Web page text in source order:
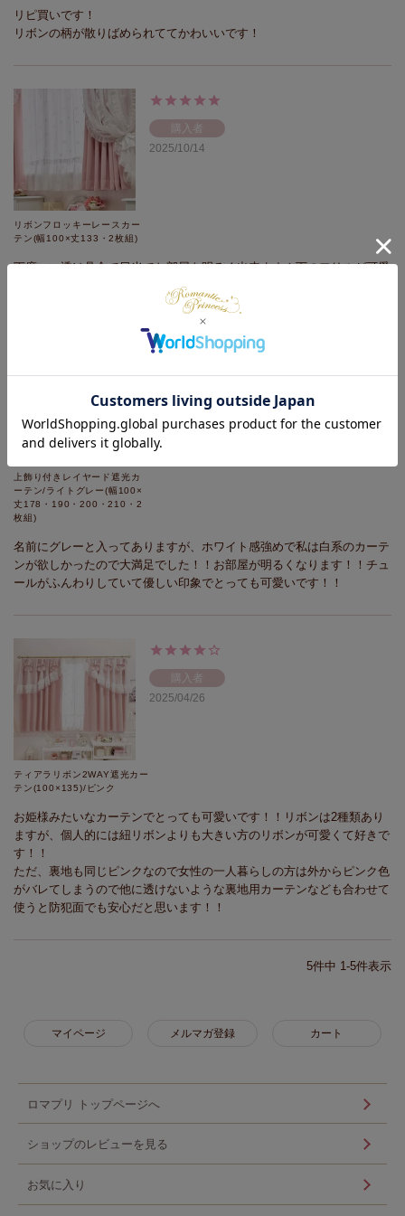
リピ買いです！
リボンの柄が散りばめられててかわいいです！
リボンフロッキーレースカー
テン(幅100×丈133・2枚組)
購入者
2025/10/14
丁度いい透け具合で日光でお部屋を明るく出来ます！下のフリルが可愛
上飾り付きレイヤード遮光カ
ーテン/ライトグレー(幅100×
丈178・190・200・210・2
枚組)
2025/04/26
名前にグレーと入ってありますが、ホワイト感強めで私は白系のカーテ
ンが欲しかったので大満足でした！！お部屋が明るくなります！！チュ
ールがふんわりしていて優しい印象でとっても可愛いです！！
ティアラリボン2WAY遮光カー
テン(100×135)/ピンク
購入者
2025/04/26
お姫様みたいなカーテンでとっても可愛いです！！リボンは2種類あり
ますが、個人的には紐リボンよりも大きい方のリボンが可愛くて好きで
す！！
ただ、裏地も同じピンクなので女性の一人暮らしの方は外からピンク色
がバレてしまうので他に透けないような裏地用カーテンなども合わせて
使うと防犯面でも安心だと思います！！
5件中 1-5件表示
マイページ メルマガ登録 カート
ロマプリ トップページへ
ショップのレビューを見る
お気に入り